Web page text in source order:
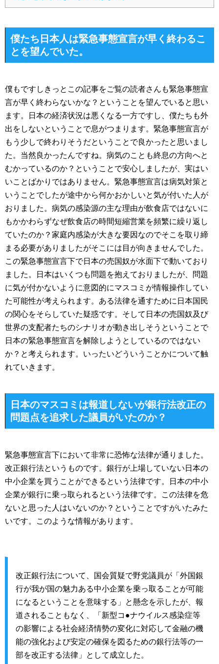
僕たち日本人は緊急事態宣言が早く終わるこ
とを望んでいた。
僕もですしきっとこの記事をご覧の読者さんも緊急事態宣
言が早く終わらないかな？ということを望んでいると思い
ます。日本の経済状況は悪くなる一方ですし、僕たちも外
出をしないということで息がつまります。緊急事態宣言が
もう少しで終わりそうだということで良かったと思いまし
た。当然良かったんですね。病気のことも終息の方向へと
むかっているのか？ということで安心しましたが、実はい
いことばかりではありません。緊急事態宣言は病気対策と
いうことでしたが途中から何かおかしいと気が付いた人が
おりました。病気の感染源の主な理由が飲食店ではないに
もかかわらずなぜ飲食店の時間短縮営業を頻繁に繰り返し
ていたのか？家庭内感染が大きな要因なのでそこを取り締
まる必要がありましたがそこには目が向きませんでした。
この緊急事態宣言下で日本の売国奴が水面下で動いており
ました。日本はいくつも問題を抱えておりましたが、問題
に気が付かないように意図的にマスコミが情報操作してい
た可能性が考えられます。ある法律を通すために日本国民
の関心をそらしていた疑惑です。そして日本の売国奴及び
世界の支配者たちのシナリオが動き出しそうということで
日本の緊急事態宣言を解除しようとしているのではない
か？と考えられます。いったいどういうことかについて触
れていきます。
日本のマスコミは報道しないが銀行法改正の
問題点を追求した議員がいたのか？
緊急事態宣言下において非常に恐怖な法律が通りました。
改正銀行法というものです。銀行が上場していない日本の
中小企業を買うことができるという法律です。日本の中小
企業が銀行に乗っ取られるという法律です。この法律を危
ないと思った人はいないのか？ということですがいたみた
いです。このような情報があります。
改正銀行法について、国会質疑で野党議員が「外国銀
行が我が国の魅力ある中小企業を乗っ取ることが可能
になるということを意味する」と懸念を示したが、報
道されることもなく、「新型コ●ナウイルス感染症等
の影響による社会経済情勢の変化に対応して金融の機
能の強化および安定の確保を図るための銀行法等の一
部を改正する法律」として成立した。